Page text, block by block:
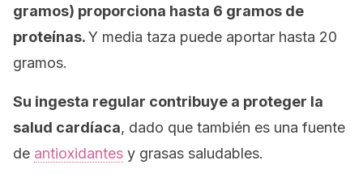
gramos) proporciona hasta 6 gramos de
proteínas.Y media taza puede aportar hasta 20
gramos.
Su ingesta regular contribuye a proteger la
salud cardíaca, dado que también es una fuente
de antioxidantes y grasas saludables.